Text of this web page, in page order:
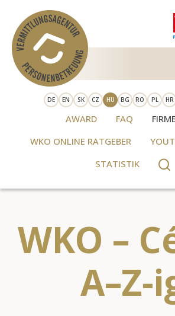
Skip to main content
DE EN SK CZ HU BG RO PL HR
AWARD FAQ
WKO ONLINE RATGEBER
STATISTIK
WKO –
A–Z-